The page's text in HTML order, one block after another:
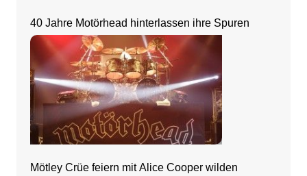
40 Jahre Motörhead hinterlassen ihre Spuren
Mötley Crüe feiern mit Alice Cooper wilden